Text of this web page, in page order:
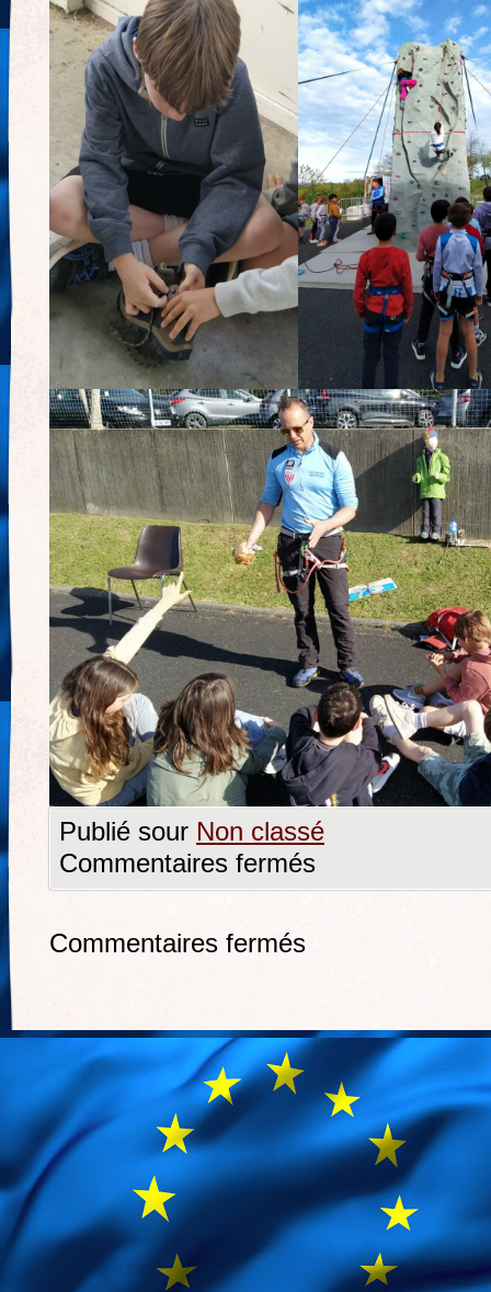
Publié sour Non classé
Commentaires fermés
Commentaires fermés